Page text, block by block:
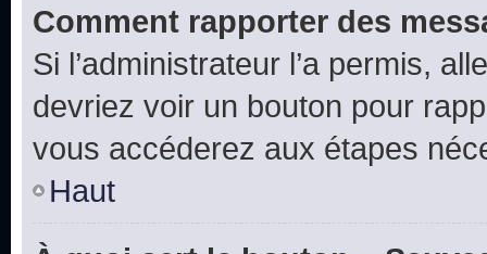
Comment rapporter des
Si l’administrateur l’a permis,
devriez voir un bouton pour
vous accéderez aux étapes
Haut